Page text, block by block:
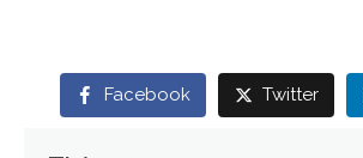
Facebook Twitter